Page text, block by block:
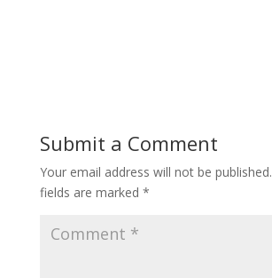
Submit a Comment
Your email address will not be published.
fields are marked *